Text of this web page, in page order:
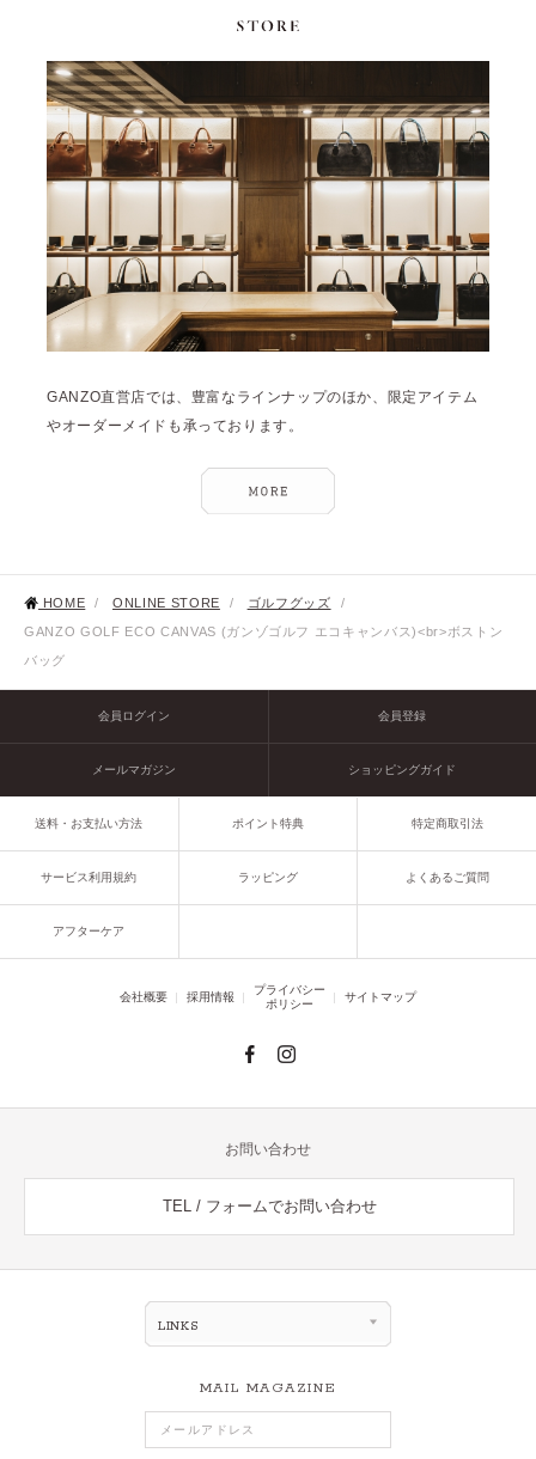
GANZO直営店では、豊富なラインナップのほか、限定アイテム
やオーダーメイドも承っております。
HOME / ONLINE STORE / ゴルフグッズ
/
GANZO GOLF ECO CANVAS (ガンゾゴルフ エコキャンバス)<br>ボストン
バッグ
会員ログイン 会員登録
メールマガジン ショッピングガイド
送料・お支払い方法 ポイント特典 特定商取引法
サービス利用規約 ラッピング よくあるご質問
アフターケア
会社概要 採用情報
プライバシー
ポリシー
サイトマップ
お問い合わせ
TEL / フォームでお問い合わせ
LINKS
MAIL MAGAZINE